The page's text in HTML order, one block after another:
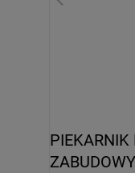
PIEKARNIK